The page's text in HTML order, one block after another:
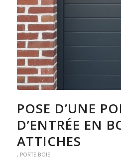
POSE D’UNE
D’ENTRÉE EN
ATTICHES
, PORTE BOIS